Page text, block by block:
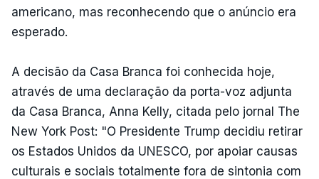
americano, mas reconhecendo que o anúncio era
esperado.
A decisão da Casa Branca foi conhecida hoje,
através de uma declaração da porta-voz adjunta
da Casa Branca, Anna Kelly, citada pelo jornal The
New York Post: "O Presidente Trump decidiu retirar
os Estados Unidos da UNESCO, por apoiar causas
culturais e sociais totalmente fora de sintonia com